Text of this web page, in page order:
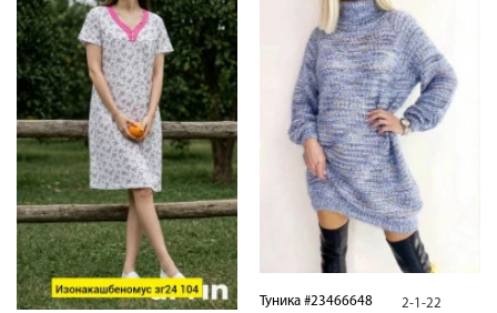
Туника #23466648 2-1-22